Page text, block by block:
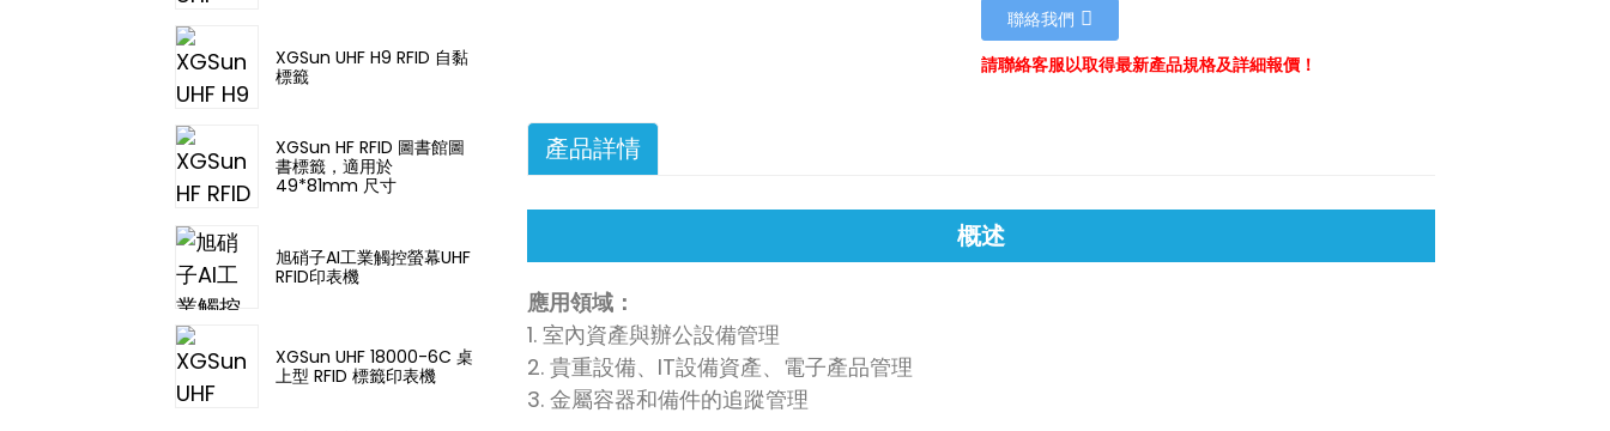
XGSun UHF H9 RFID 自黏
標籤
XGSun HF RFID 圖書館圖
書標籤，適用於
49*81mm 尺寸
旭硝子AI工業觸控螢幕UHF
RFID印表機
XGSun UHF 18000-6C 桌
上型 RFID 標籤印表機
聯絡我們
請聯絡客服以取得最新產品規格及詳細報價！
產品詳情
概述
應用領域：
1. 室內資產與辦公設備管理
2. 貴重設備、IT設備資產、電子產品管理
3. 金屬容器和備件的追蹤管理